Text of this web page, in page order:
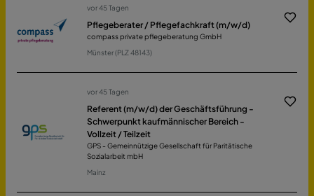
vor 45 Tagen
Pflegeberater / Pflegefachkraft (m/w/d)
compass private pflegeberatung GmbH
Münster (PLZ 48143)
vor 45 Tagen
Referent (m/w/d) der Geschäftsführung -
Schwerpunkt kaufmännischer Bereich -
Vollzeit / Teilzeit
GPS - Gemeinnützige Gesellschaft für Paritätische
Sozialarbeit mbH
Mainz